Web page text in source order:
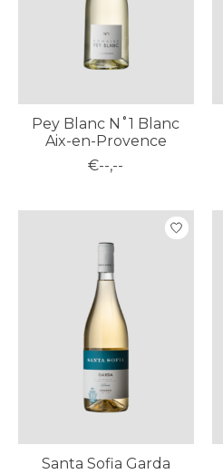
Pey Blanc N˚1 Blanc
Aix-en-Provence
€--,--
Santa Sofia Garda